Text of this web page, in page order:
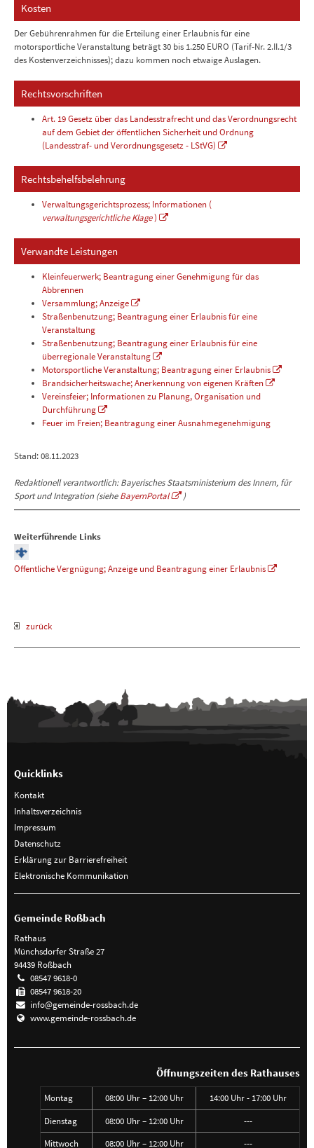
Kosten
Der Gebührenrahmen für die Erteilung einer Erlaubnis für eine
motorsportliche Veranstaltung beträgt 30 bis 1.250 EURO (Tarif-Nr. 2.II.1/3
des Kostenverzeichnisses); dazu kommen noch etwaige Auslagen.
Rechtsvorschriften
Art. 19 Gesetz über das Landesstrafrecht und das Verordnungsrecht
auf dem Gebiet der öffentlichen Sicherheit und Ordnung
(Landesstraf- und Verordnungsgesetz - LStVG)
Rechtsbehelfsbelehrung
Verwaltungsgerichtsprozess; Informationen (
verwaltungsgerichtliche Klage)
Verwandte Leistungen
Kleinfeuerwerk; Beantragung einer Genehmigung für das
Abbrennen
Versammlung; Anzeige
Straßenbenutzung; Beantragung einer Erlaubnis für eine
Veranstaltung
Straßenbenutzung; Beantragung einer Erlaubnis für eine
überregionale Veranstaltung
Motorsportliche Veranstaltung; Beantragung einer Erlaubnis
Brandsicherheitswache; Anerkennung von eigenen Kräften
Vereinsfeier; Informationen zu Planung, Organisation und
Durchführung
Feuer im Freien; Beantragung einer Ausnahmegenehmigung
Stand: 08.11.2023
Redaktionell verantwortlich: Bayerisches Staatsministerium des Innern, für
Sport und Integration (sieheBayernPortal )
Weiterführende Links
Öffentliche Vergnügung; Anzeige und Beantragung einer Erlaubnis
zurück
Quicklinks
Kontakt
Inhaltsverzeichnis
Impressum
Datenschutz
Erklärung zur Barrierefreiheit
Elektronische Kommunikation
Gemeinde Roßbach
Rathaus
Münchsdorfer Straße 27
94439 Roßbach
08547 9618-0
08547 9618-20
info@gemeinde-rossbach.de
www.gemeinde-rossbach.de
Öffnungszeiten des Rathauses
Montag 08:00 Uhr – 12:00 Uhr 14:00 Uhr - 17:00 Uhr
Dienstag 08:00 Uhr – 12:00 Uhr
---
Mittwoch
08:00 Uhr – 12:00 Uhr ---